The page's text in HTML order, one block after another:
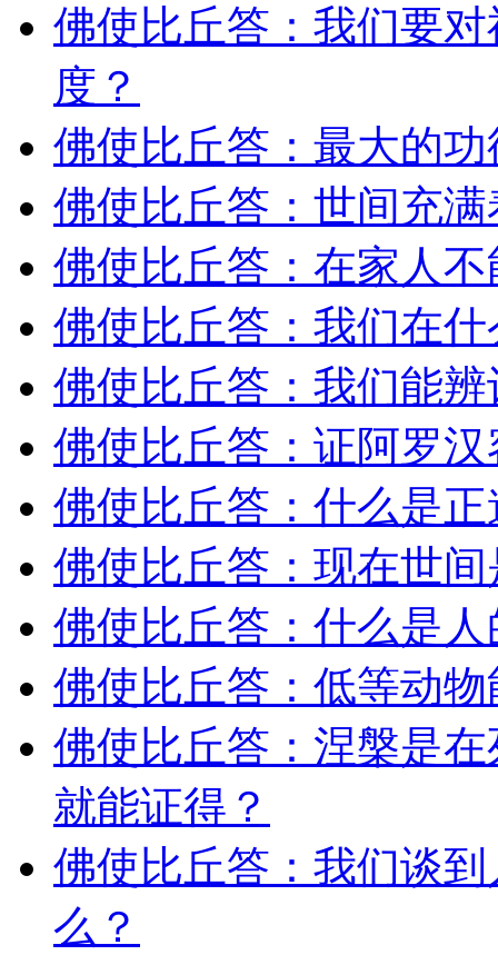
佛使比丘答：我们要
度？
佛使比丘答：最大的
佛使比丘答：世间充
佛使比丘答：在家人
佛使比丘答：我们在
佛使比丘答：我们能
佛使比丘答：证阿罗
佛使比丘答：什么是
佛使比丘答：现在世
佛使比丘答：什么是
佛使比丘答：低等动
佛使比丘答：涅槃是
就能证得？
佛使比丘答：我们谈到
么？